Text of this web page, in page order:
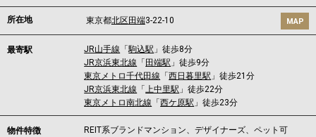
所在地 東京都北区 田端3-22-10 MAP
最寄駅 JR山手線 「駒込駅 」徒歩8分
JR京浜東北線 「 田端駅 」徒歩9分
東京メトロ千代田線 「西日暮里駅 」徒歩21分
JR京浜東北線 「上中里駅 」徒歩22分
東京メトロ南北線 「西ケ原駅 」徒歩23分
物件特徴 REIT系ブランドマンション、デザイナーズ、ペット可